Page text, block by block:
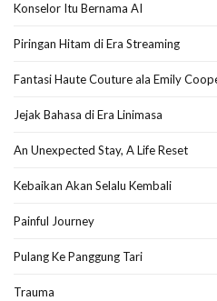
Konselor Itu Bernama AI
Piringan Hitam di Era Streaming
Fantasi Haute Couture ala Emily
Jejak Bahasa di Era Linimasa
An Unexpected Stay, A Life Reset
Kebaikan Akan Selalu Kembali
Painful Journey
Pulang Ke Panggung Tari
Trauma